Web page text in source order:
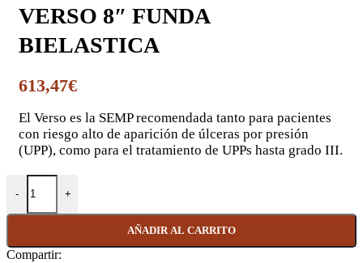
VERSO 8″ FUNDA
BIELASTICA
613,47€
El Verso es la SEMP recomendada tanto para pacientes
con riesgo alto de aparición de úlceras por presión
(UPP), como para el tratamiento de UPPs hasta grado III.
COLCHON ANTIESCARAS VERSO 8" FUNDA BIELASTICA
AÑADIR AL CARRITO
Compartir: